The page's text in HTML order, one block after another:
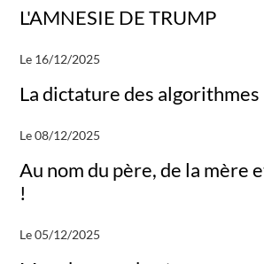
L'AMNESIE DE TRUMP
Le 16/12/2025
La dictature des algorithmes
Le 08/12/2025
Au nom du père, de la mère
!
Le 05/12/2025